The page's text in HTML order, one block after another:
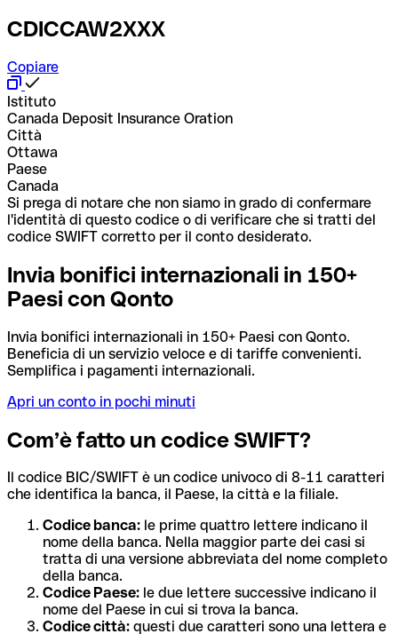
CDICCAW2XXX
Copiare
Istituto
Canada Deposit Insurance Oration
Città
Ottawa
Paese
Canada
Si prega di notare che non siamo in grado di confermare
l'identità di questo codice o di verificare che si tratti del
codice SWIFT corretto per il conto desiderato.
Invia bonifici internazionali in 150+
Paesi con Qonto
Invia bonifici internazionali in 150+ Paesi con Qonto.
Beneficia di un servizio veloce e di tariffe convenienti.
Semplifica i pagamenti internazionali.
Apri un conto in pochi minuti
Com’è fatto un codice SWIFT?
Il codice BIC/SWIFT è un codice univoco di 8-11 caratteri
che identifica la banca, il Paese, la città e la filiale.
Codice banca: le prime quattro lettere indicano il
nome della banca. Nella maggior parte dei casi si
tratta di una versione abbreviata del nome completo
della banca.
Codice Paese: le due lettere successive indicano il
nome del Paese in cui si trova la banca.
Codice città: questi due caratteri sono una lettera e